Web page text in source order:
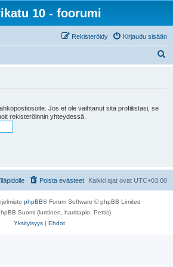
10 - foorumi
Kirjaudu sisään
Rekisteröidy
Jos et ole vaihtanut sitä profiilistasi, se
rekisteröinnin yhteydessä.
Kaikki ajat ovat UTC+03:00
Poista evästeet
phpBB® Forum Software © phpBB Limited
Suomi (lurttinen, harritapio, Pettis)
Yksityisyys | Ehdot